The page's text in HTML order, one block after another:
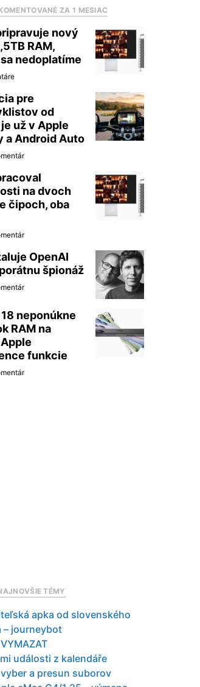
ZA 1 MESIAC
nový
RAM,
nedoplatíme
pre
od
už v Apple
a Android Auto
na dvoch
čipoch, oba
OpenAI
špionáž
neponúkne
RAM na
funkcie
TÉMY
apka od slovenského
– journeybot
události z kalendáře
vyber a presun suborov